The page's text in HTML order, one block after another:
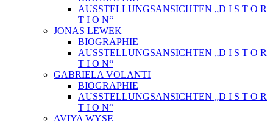
AUSSTELLUNGSANSICHTEN „D I S T O R
T I O N“
JONAS LEWEK
BIOGRAPHIE
AUSSTELLUNGSANSICHTEN „D I S T O R
T I O N“
GABRIELA VOLANTI
BIOGRAPHIE
AUSSTELLUNGSANSICHTEN „D I S T O R
T I O N“
AVIYA WYSE